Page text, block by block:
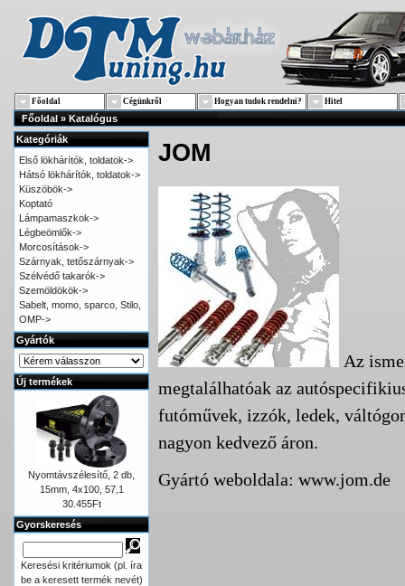
Fõoldal Cégünkről Hogyan tudok rendelni? Hitel
Főoldal»Katalógus
JOM
Az
megtalálhatóak az
futóművek, izzók, ledek,
nagyon kedvező áron.
Gyártó weboldala: www.jom.de
Kategóriák
Első lökhárítók, toldatok->
Hátsó lökhárítók, toldatok->
Küszöbök->
Koptató
Lámpamaszkok->
Légbeömlők->
Morcosítások->
Szárnyak, tetőszárnyak->
Szélvédő takarók->
Szemöldökök->
Sabelt, momo, sparco, Stilo,
OMP->
Gyártók
Új termékek
Nyomtávszélesítő, 2 db,
15mm, 4x100, 57,1
30.455Ft
Gyorskeresés
Keresési kritériumok (pl. íra
be a keresett termék nevét)